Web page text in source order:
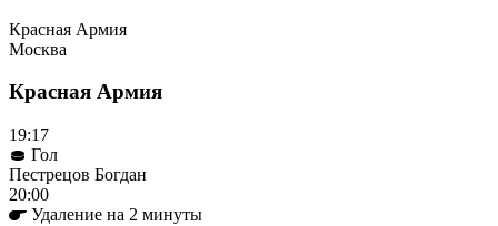
Красная Армия
Москва
Красная Армия
19:17
Гол
Пестрецов Богдан
20:00
Удаление на 2 минуты